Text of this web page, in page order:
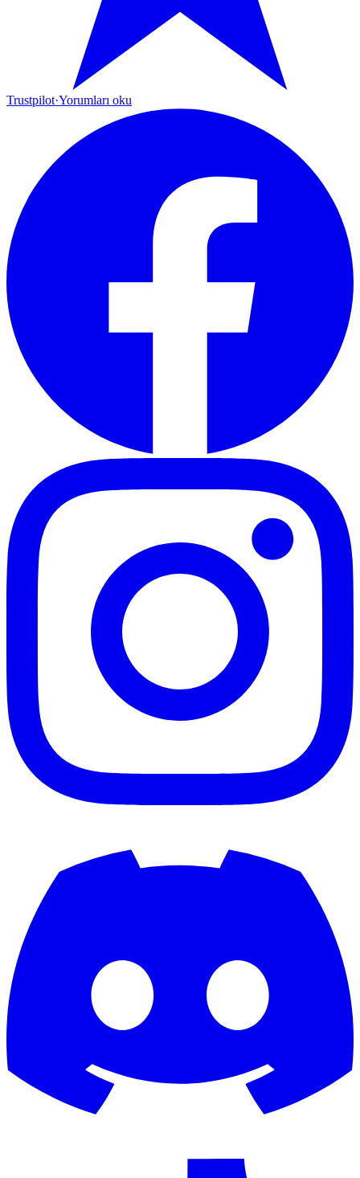
Trustpilot·Yorumları oku